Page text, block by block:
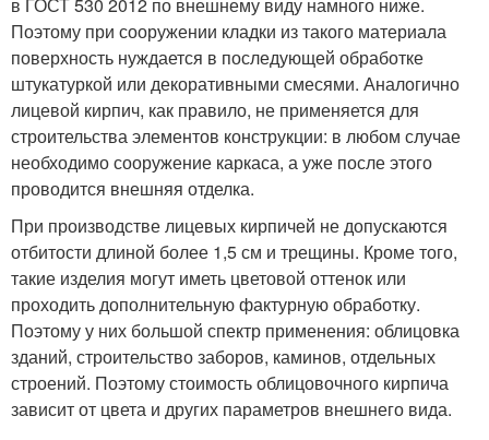
в ГОСТ 530 2012 по внешнему виду намного ниже.
Поэтому при сооружении кладки из такого материала
поверхность нуждается в последующей обработке
штукатуркой или декоративными смесями. Аналогично
лицевой кирпич, как правило, не применяется для
строительства элементов конструкции: в любом случае
необходимо сооружение каркаса, а уже после этого
проводится внешняя отделка.
При производстве лицевых кирпичей не допускаются
отбитости длиной более 1,5 см и трещины. Кроме того,
такие изделия могут иметь цветовой оттенок или
проходить дополнительную фактурную обработку.
Поэтому у них большой спектр применения: облицовка
зданий, строительство заборов, каминов, отдельных
строений. Поэтому стоимость облицовочного кирпича
зависит от цвета и других параметров внешнего вида.